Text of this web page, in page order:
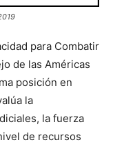
para Combatir
de las Américas
posición en
la
la fuerza
de recursos